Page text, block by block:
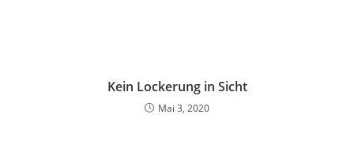
Kein Lockerung in Sicht
Mai 3, 2020